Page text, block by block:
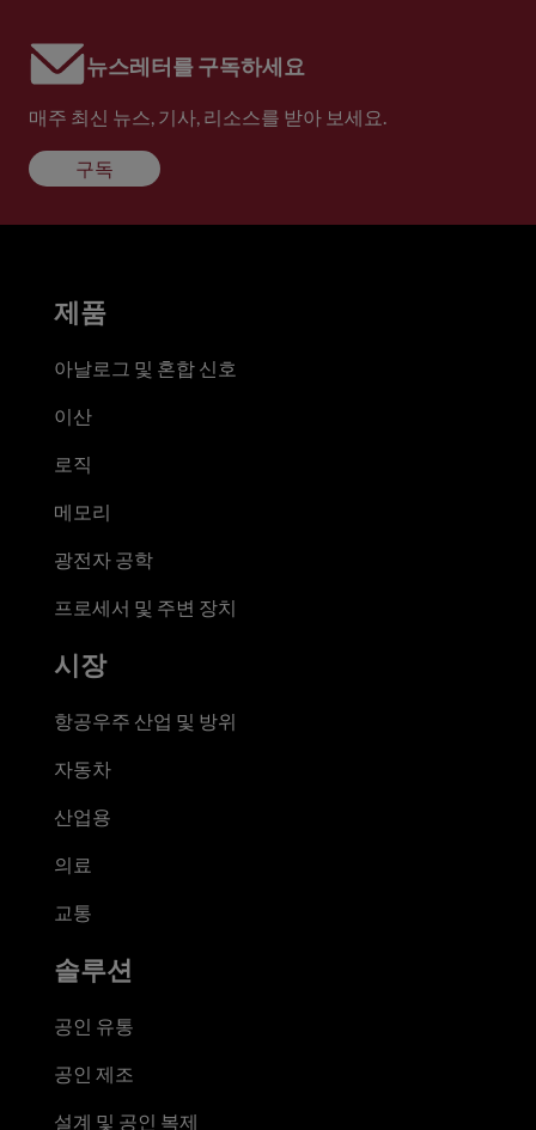
뉴스레터를 구독하세요
매주 최신 뉴스, 기사, 리소스를 받아 보세요.
구독
제품
아날로그 및 혼합 신호
이산
로직
메모리
광전자 공학
프로세서 및 주변 장치
시장
항공우주 산업 및 방위
자동차
산업용
의료
교통
솔루션
공인 유통
공인 제조
설계 및 공인 복제